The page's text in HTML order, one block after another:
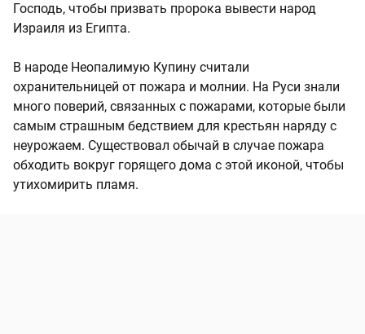
Господь, чтобы призвать пророка вывести народ
Израиля из Египта.
В народе Неопалимую Купину считали
охранительницей от пожара и молнии. На Руси знали
много поверий, связанных с пожарами, которые были
самым страшным бедствием для крестьян наряду с
неурожаем. Существовал обычай в случае пожара
обходить вокруг горящего дома с этой иконой, чтобы
утихомирить пламя.